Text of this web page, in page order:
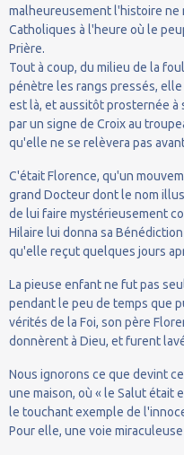
malheureusement l'histoire ne
Catholiques à l'heure où le
Prière.
Tout à coup, du milieu de la
pénètre les rangs pressés,
est là, et aussitôt prosternée à
par un signe de Croix au
qu'elle ne se relèvera pas
C'était Florence, qu'un
grand Docteur dont le nom
de lui faire mystérieusement
Hilaire lui donna sa
qu'elle reçut quelques jours
La pieuse enfant ne fut pas
pendant le peu de temps que
vérités de la Foi, son père
donnèrent à Dieu, et furent
Nous ignorons ce que devint
une maison, où « le Salut était
le touchant exemple de
Pour elle, une voie